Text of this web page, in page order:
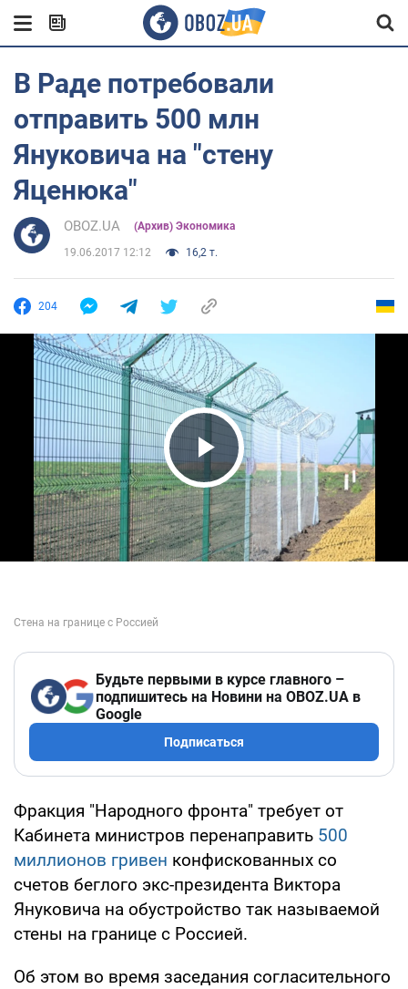
В Раде потребовали
отправить 500 млн
Януковича на "стену
Яценюка"
OBOZ.UA (Архив) Экономика
19.06.2017 12:12 16,2 т.
204
Play Video
Будьте первыми в курсе главного –
подпишитесь на Новини на OBOZ.UA в
Google
Подписаться
Фракция "Народного фронта" требует от
Кабинета министров перенаправить 500
миллионов гривен конфискованных со
счетов беглого экс-президента Виктора
Януковича на обустройство так называемой
стены на границе с Россией.
Об этом во время заседания согласительного